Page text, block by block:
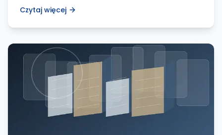
logiki, uprawnień i danych.
Czytaj więcej